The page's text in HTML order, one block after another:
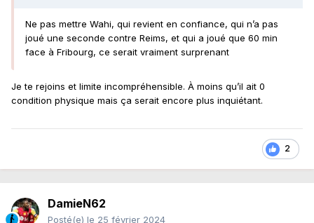
Ne pas mettre Wahi, qui revient en confiance, qui n’a pas
joué une seconde contre Reims, et qui a joué que 60 min
face à Fribourg, ce serait vraiment surprenant
Je te rejoins et limite incompréhensible. À moins qu’il ait 0
condition physique mais ça serait encore plus inquiétant.
2
DamieN62
Posté(e) le 25 février 2024